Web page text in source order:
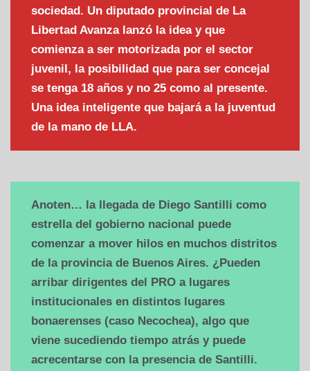
sociedad. Un diputado provincial de La
Libertad Avanza lanzó la idea y que
comienza a ser motorizada por el sector
juvenil, la posibilidad que para ser concejal
se tenga 18 años y no 25 como al presente.
Una idea inteligente que bajará a la juventud
de la mano de LLA.
Anoten… la llegada de Diego Santilli como
estrella del gobierno nacional puede
comenzar a mover hilos en muchos distritos
de la provincia de Buenos Aires. ¿Pueden
arribar dirigentes del PRO a lugares
institucionales en distintos lugares
bonaerenses (caso Necochea), algo que
viene sucediendo tiempo atrás y puede
acrecentarse con la presencia de Santilli.